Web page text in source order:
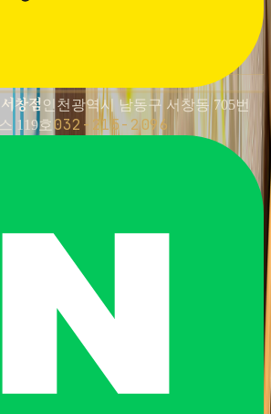
창점 인천광역시 남동구 서창동 705번
119호032-215-2096